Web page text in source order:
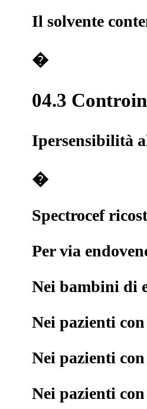
Il solvente
�
04.3
Ipersensibilità
�
Spectrocef
Per via
Nei bambini di
Nei pazienti
Nei pazienti
Nei pazienti